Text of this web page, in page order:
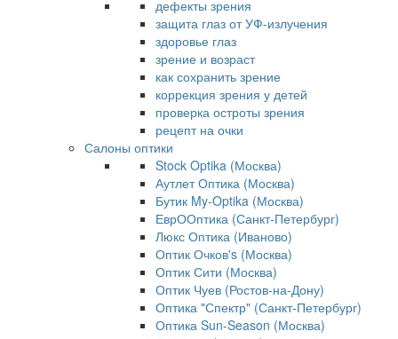
дефекты зрения
защита глаз от УФ-излучения
здоровье глаз
зрение и возраст
как сохранить зрение
коррекция зрения у детей
проверка остроты зрения
рецепт на очки
Салоны оптики
Stock Optika (Москва)
Аутлет Оптика (Москва)
Бутик My-Optika (Москва)
ЕврООптика (Санкт-Петербург)
Люкс Оптика (Иваново)
Оптик Очков's (Москва)
Оптик Сити (Москва)
Оптик Чуев (Ростов-на-Дону)
Оптика "Спектр" (Санкт-Петербург)
Оптика Sun-Season (Москва)